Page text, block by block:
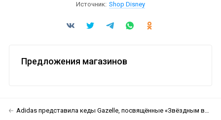
Источник: Shop Disney
Предложения магазинов
Adidas представила кеды Gazelle, посвящённые «Звёздным войнам»